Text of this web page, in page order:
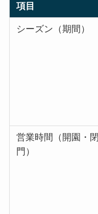
項目
シーズン（期間）
営業時間（開園・閉
門）